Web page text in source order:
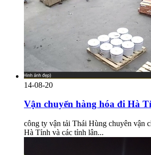
14-08-20
Vận chuyển hàng hóa đi Hà
công ty vận tải Thái Hùng chuyên vận
Hà Tỉnh và các tỉnh lân...